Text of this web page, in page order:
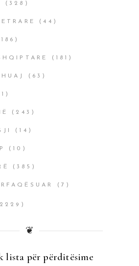
(328)
(44)
(181)
(63)
(243)
(14)
(10)
(385)
(7)
❦
lista për përditësime